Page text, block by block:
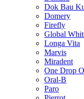
Dok Bau
Domery
Firefly
Global
Longa Vita
Marvis
Miradent
One Drop
Oral-B
Paro